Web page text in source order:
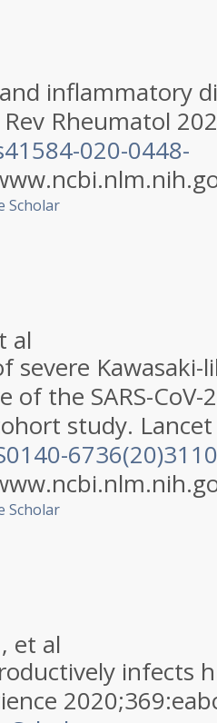
inflammatory
Rheumatol
020-0448-
Scholar
al
severe Kawasaki-
of the SARS-CoV-
study. Lancet
Scholar
, et al
infects
2020;369: